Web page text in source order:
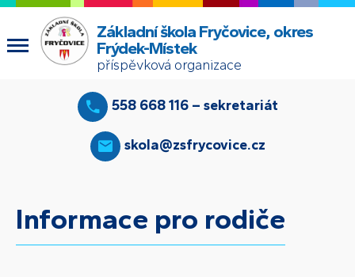
Základní škola Fryčovice, okres
Frýdek-Místek
příspěvková organizace
558 668 116 – sekretariát
skola@zsfrycovice.cz
Informace pro rodiče